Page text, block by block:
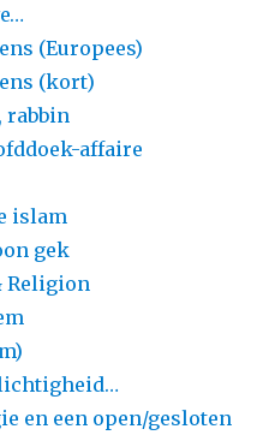
(Europees)
(kort)
rabbin
affaire
islam
gek
Religion
en een open/gesloten